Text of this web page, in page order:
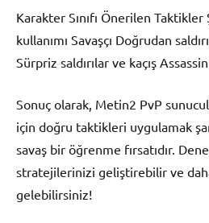
Karakter Sınıfı Önerilen
kullanımı Savaşçı Doğrudan
Sürpriz saldırılar ve kaçış
Sonuç olarak, Metin2 PvP
için doğru taktikleri uygulamak
savaş bir öğrenme fırsatıdır.
stratejilerinizi geliştirebilir ve
gelebilirsiniz!